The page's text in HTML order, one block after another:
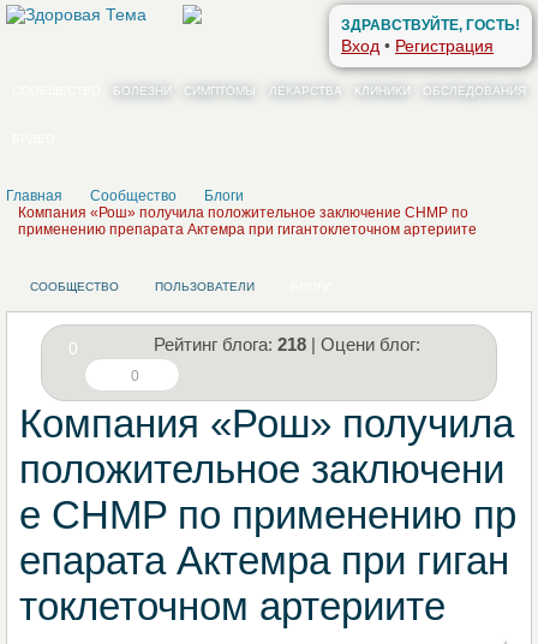
ЗДРАВСТВУЙТЕ, ГОСТЬ!
Вход • Регистрация
БОЛЕЗНИ СИМПТОМЫ ЛЕКАРСТВА КЛИНИКИ ОБСЛЕДОВАНИЯ
Главная Сообщество
Блоги
Компания «Рош» получила положительное заключение CHMP по
применению препарата Актемра при гигантоклеточном артериите
СООБЩЕСТВО ПОЛЬЗОВАТЕЛИ
0 Рейтинг блога: 218 | Оцени блог:
0
Компания «Рош» получила
положительное заключени
е CHMP по применению пр
епарата Актемра при гиган
токлеточном артериите